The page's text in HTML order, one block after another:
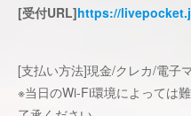
[受付URL]https://
[支払い方法]現金/クレカ/電子
※当日のWi-Fi環境によっては